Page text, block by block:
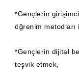
*Gençlerin
öğrenim metodları
*Gençlerin dijital
teşvik etmek,